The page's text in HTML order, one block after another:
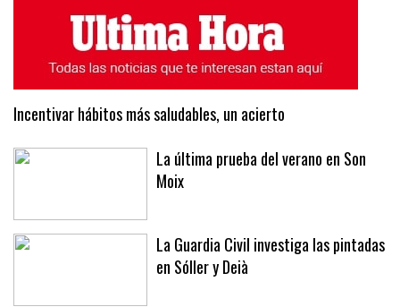
Incentivar hábitos más saludables, un acierto
La última prueba del verano en Son
Moix
La Guardia Civil investiga las pintadas
en Sóller y Deià